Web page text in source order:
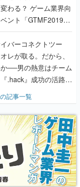
バーコネクトツー
レが取る。だから、
──男の熱意はチーム
.hack』成功の活路を
松山 洋に流れる血は
った【若ゲのいた
の記事一覧